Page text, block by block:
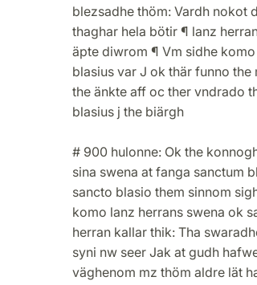
blezsadhe thöm: Vardh nokot
thaghar hela bötir ¶ lanz
äpte diwrom ¶ Vm sidhe
blasius var J ok thär funno
the änkte aff oc ther vndrado
blasius j the biärgh
# 900 hulonne: Ok the
sina swena at fanga sanctum
sancto blasio them sinnom
komo lanz herrans swena ok
herran kallar thik: Tha
syni nw seer Jak at gudh
väghenom mz thöm aldre lät